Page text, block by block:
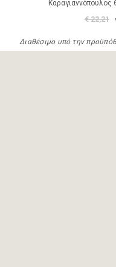
Καραγιαννόπουλος
€ 22,21
Διαθέσιμο υπό την